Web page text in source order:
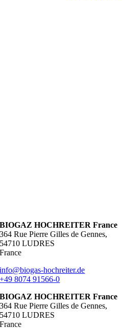
BIOGAZ HOCHREITER France
364 Rue Pierre Gilles de Gennes,
54710 LUDRES
France
info@biogas-hochreiter.de
+49 8074 91566-0
BIOGAZ HOCHREITER France
364 Rue Pierre Gilles de Gennes,
54710 LUDRES
France